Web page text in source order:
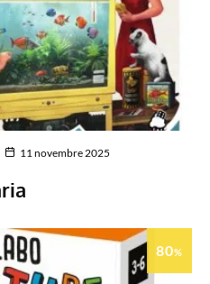
11 novembre 2025
80%